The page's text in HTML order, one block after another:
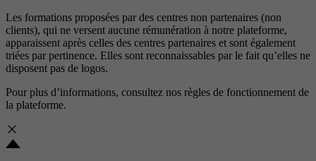
Les formations proposées par des centres non partenaires (non
clients), qui ne versent aucune rémunération à notre plateforme,
apparaissent après celles des centres partenaires et sont également
triées par pertinence. Elles sont reconnaissables par le fait qu’elles ne
disposent pas de logos.
Pour plus d’informations, consultez nos règles de fonctionnement de
la plateforme.